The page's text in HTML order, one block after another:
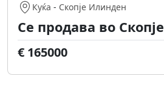
Куќа - Скопје Илинден
Се продава во Скопје
€ 165000